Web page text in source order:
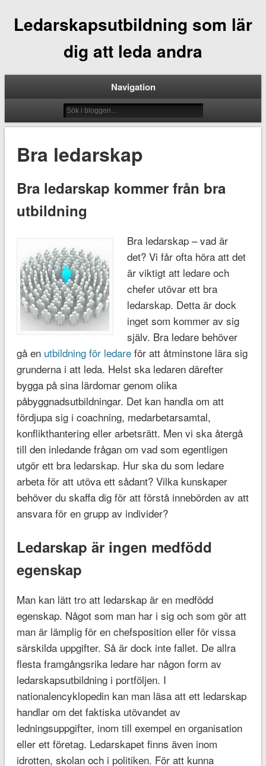
Ledarskapsutbildning som lär
dig att leda andra
Navigation
Bra ledarskap
Bra ledarskap kommer från bra
utbildning
Bra ledarskap – vad är
det? Vi får ofta höra att det
är viktigt att ledare och
chefer utövar ett bra
ledarskap. Detta är dock
inget som kommer av sig
själv. Bra ledare behöver
gå en utbildning för ledareför att åtminstone lära sig
grunderna i att leda. Helst ska ledaren därefter
bygga på sina lärdomar genom olika
påbyggnadsutbildningar. Det kan handla om att
fördjupa sig i coachning, medarbetarsamtal,
konflikthantering eller arbetsrätt. Men vi ska återgå
till den inledande frågan om vad som egentligen
utgör ett bra ledarskap. Hur ska du som ledare
arbeta för att utöva ett sådant? Vilka kunskaper
behöver du skaffa dig för att förstå innebörden av att
ansvara för en grupp av individer?
Ledarskap är ingen medfödd
egenskap
Man kan lätt tro att ledarskap är en medfödd
egenskap. Något som man har i sig och som gör att
man är lämplig för en chefsposition eller för vissa
särskilda uppgifter. Så är dock inte fallet. De allra
flesta framgångsrika ledare har någon form av
ledarskapsutbildning i portföljen. I
nationalencyklopedin kan man läsa att ett ledarskap
handlar om det faktiska utövandet av
ledningsuppgifter, inom till exempel en organisation
eller ett företag. Ledarskapet finns även inom
idrotten, skolan och i politiken. För att kunna